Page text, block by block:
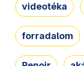
videotéka
forradalom